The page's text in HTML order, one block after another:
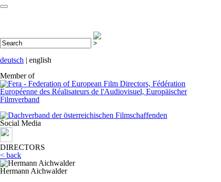
deutsch | english
Member of
Social Media
DIRECTORS
< back
Hermann Aichwalder